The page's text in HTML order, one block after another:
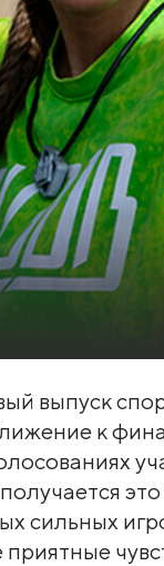
выпуск
к
сильных